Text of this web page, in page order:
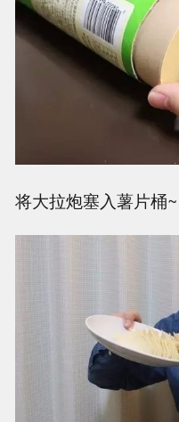
将大拉炮塞入薯片桶~